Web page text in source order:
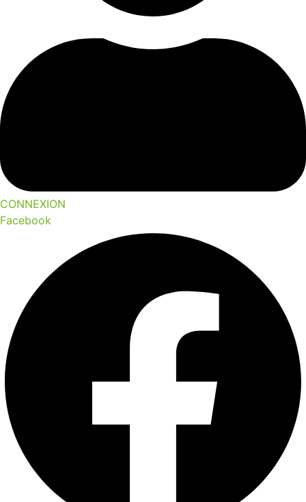
CONNEXION
Facebook